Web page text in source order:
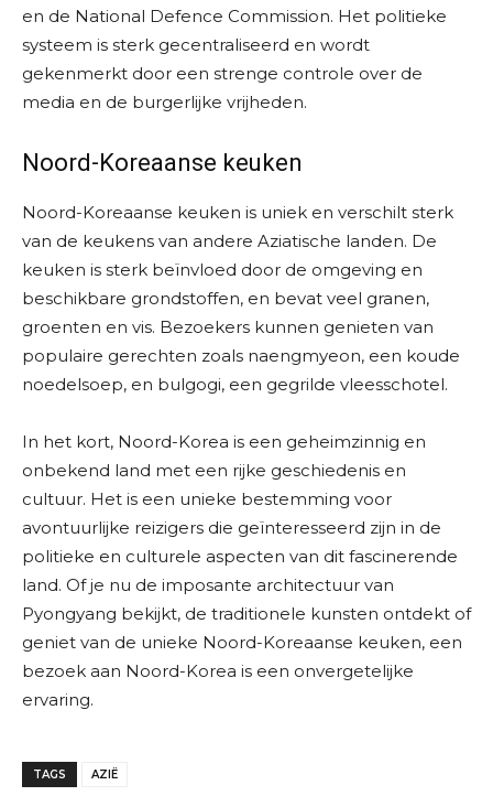
en de National Defence Commission. Het politieke
systeem is sterk gecentraliseerd en wordt
gekenmerkt door een strenge controle over de
media en de burgerlijke vrijheden.
Noord-Koreaanse keuken
Noord-Koreaanse keuken is uniek en verschilt sterk
van de keukens van andere Aziatische landen. De
keuken is sterk beïnvloed door de omgeving en
beschikbare grondstoffen, en bevat veel granen,
groenten en vis. Bezoekers kunnen genieten van
populaire gerechten zoals naengmyeon, een koude
noedelsoep, en bulgogi, een gegrilde vleesschotel.
In het kort, Noord-Korea is een geheimzinnig en
onbekend land met een rijke geschiedenis en
cultuur. Het is een unieke bestemming voor
avontuurlijke reizigers die geïnteresseerd zijn in de
politieke en culturele aspecten van dit fascinerende
land. Of je nu de imposante architectuur van
Pyongyang bekijkt, de traditionele kunsten ontdekt of
geniet van de unieke Noord-Koreaanse keuken, een
bezoek aan Noord-Korea is een onvergetelijke
ervaring.
TAGS AZIË